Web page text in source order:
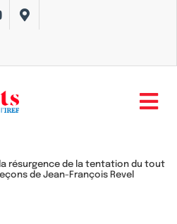
la résurgence de la tentation du tout
de Jean-François Revel